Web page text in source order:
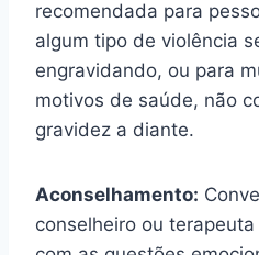
recomendada para
algum tipo de violência
engravidando, ou para
motivos de saúde, não
gravidez a diante.
Aconselhamento:
conselheiro ou